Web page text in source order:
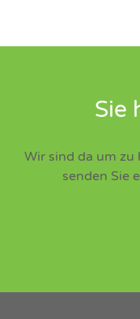
Sie
Wir sind da um zu
senden Sie